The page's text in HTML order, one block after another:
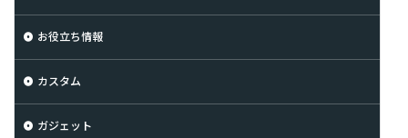
お役立ち情報
カスタム
ガジェット